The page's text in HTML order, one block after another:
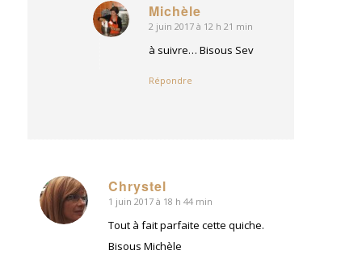
Michèle
dit
2 juin 2017 à 12 h 21 min
à suivre… Bisous Sev
Répondre
Chrystel
dit
:
1 juin 2017 à 18 h 44 min
Tout à fait parfaite cette quiche.
Bisous Michèle